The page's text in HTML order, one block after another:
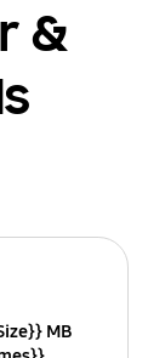
&
MB